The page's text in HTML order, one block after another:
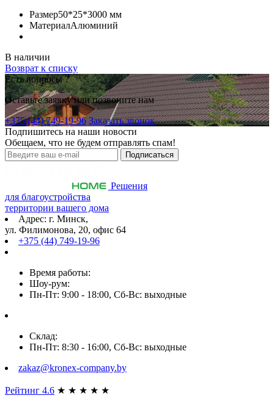
Размер50*25*3000 мм
МатериалАлюминий
В наличии
Возврат к списку
Есть вопросы ?
Оставьте заявку или позвоните нам
+375 (44) 749-19-96 Заказать звонок
Подпишитесь на наши новости
Обещаем, что не будем отправлять спам!
Решения
для благоустройства
территории вашего дома
Адрес: г. Минск,
ул. Филимонова, 20, офис 64
+375 (44) 749-19-96
Время работы:
Шоу-рум:
Пн-Пт: 9:00 - 18:00, Сб-Вс: выходные
Склад:
Пн-Пт: 8:30 - 16:00, Сб-Вс: выходные
zakaz@kronex-company.by
Рейтинг 4.6 ★ ★ ★ ★ ★